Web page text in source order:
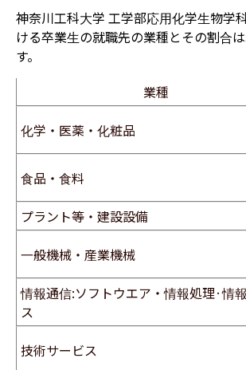
神奈川工科大学 工学部応用化学生物学
ける卒業生の就職先の業種とその割合
す。
業種
化学・医薬・化粧品
食品・食料
プラント等・建設設備
一般機械・産業機械
情報通信:ソフトウエア・情報処理·情
ス
技術サービス